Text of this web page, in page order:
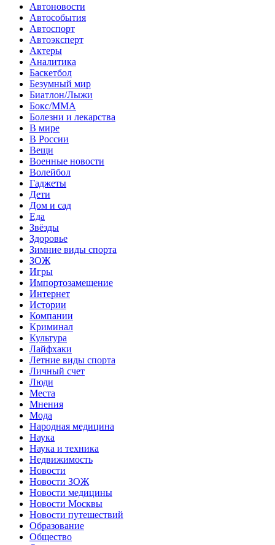
Автоновости
Автособытия
Автоспорт
Автоэксперт
Актеры
Аналитика
Баскетбол
Безумный мир
Биатлон/Лыжи
Бокс/MMA
Болезни и лекарства
В мире
В России
Вещи
Военные новости
Волейбол
Гаджеты
Дети
Дом и сад
Еда
Звёзды
Здоровье
Зимние виды спорта
ЗОЖ
Игры
Импортозамещение
Интернет
Истории
Компании
Криминал
Культура
Лайфхаки
Летние виды спорта
Личный счет
Люди
Места
Мнения
Мода
Народная медицина
Наука
Наука и техника
Недвижимость
Новости
Новости ЗОЖ
Новости медицины
Новости Москвы
Новости путешествий
Образование
Общество